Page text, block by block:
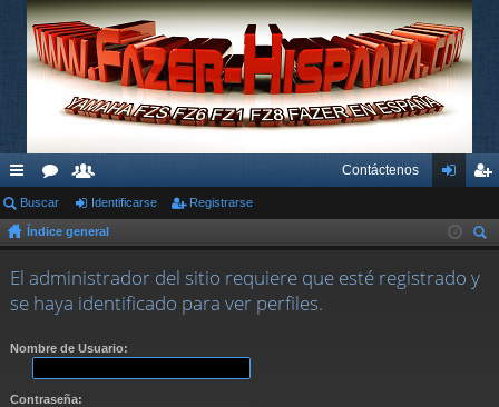
nl
ac
es
rá
s
or
os
su
ari
os
Contáctenos
nti
fic
ist
Buscar Identificarse Registrarse
Índice general
car
El administrador del sitio requiere que esté registrado y
se haya identificado para ver perfiles.
Nombre de Usuario:
Contraseña: